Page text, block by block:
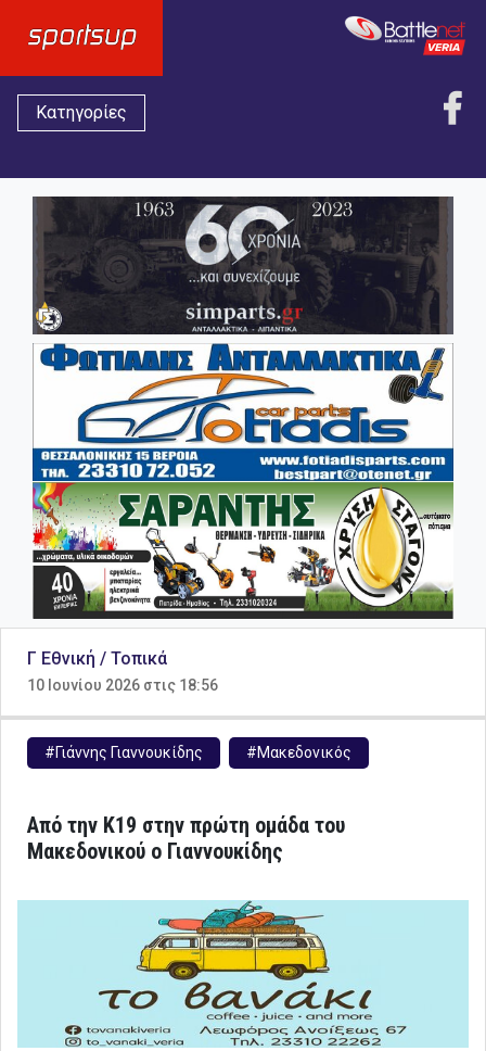
Κατηγορίες
Γ Εθνική / Τοπικά
10 Ιουνίου 2026 στις 18:56
#Γιάννης Γιαννουκίδης #Μακεδονικός
Από την Κ19 στην πρώτη ομάδα του
Μακεδονικού ο Γιαννουκίδης